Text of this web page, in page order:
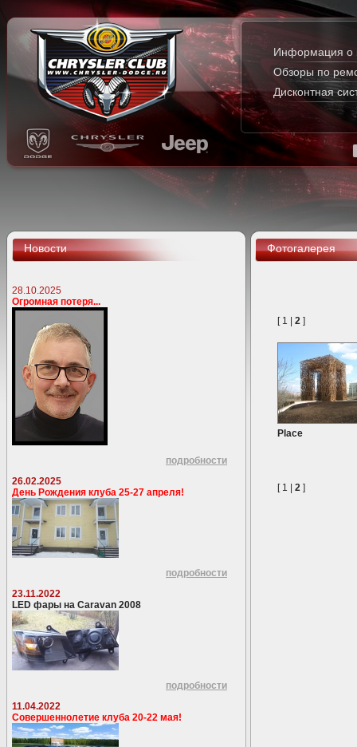
Информация о
Обзоры по
Дисконтная
Новости
28.10.2025
Огромная потеря...
подробности
26.02.2025
День Рождения клуба 25-27 апреля!
подробности
23.11.2022
LED фары на Caravan 2008
подробности
11.04.2022
Совершеннолетие клуба 20-22 мая!
Фотогалерея
[ 1 2 ]
Place
[ 1 2 ]